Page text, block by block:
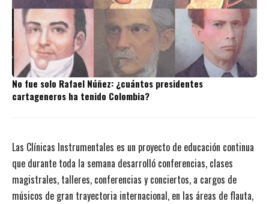
No fue solo Rafael Núñez: ¿cuántos presidentes
cartageneros ha tenido Colombia?
Las Clínicas Instrumentales es un proyecto de educación continua
que durante toda la semana desarrolló conferencias, clases
magistrales, talleres, conferencias y conciertos, a cargos de
músicos de gran trayectoria internacional, en las áreas de flauta,